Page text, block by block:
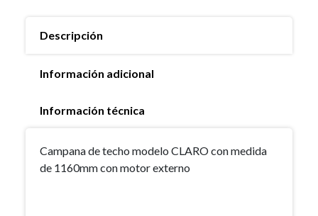
Descripción
Información adicional
Información técnica
Campana de techo modelo CLARO con medida
de 1160mm con motor externo